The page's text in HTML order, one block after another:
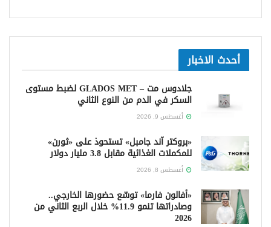
أحدث الاخبار
جلادوس مت – GLADOS MET لضبط مستوى
السكر في الدم من النوع الثاني
أغسطس 9, 2026
«بروكتر آند جامبل» تستحوذ على «ثورن»
للمكملات الغذائية مقابل 3.8 مليار دولار
أغسطس 8, 2026
«أفالون فارما» توسّع حضورها الخارجي..
وصادراتها تنمو 11.9% خلال الربع الثاني من
2026